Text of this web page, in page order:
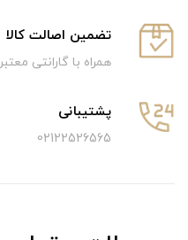
تضمین اصالت کالا
همراه با گارانتی معتبر
پشتیبانی
02122526565